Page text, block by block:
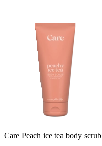
Care Peach ice tea body scrub